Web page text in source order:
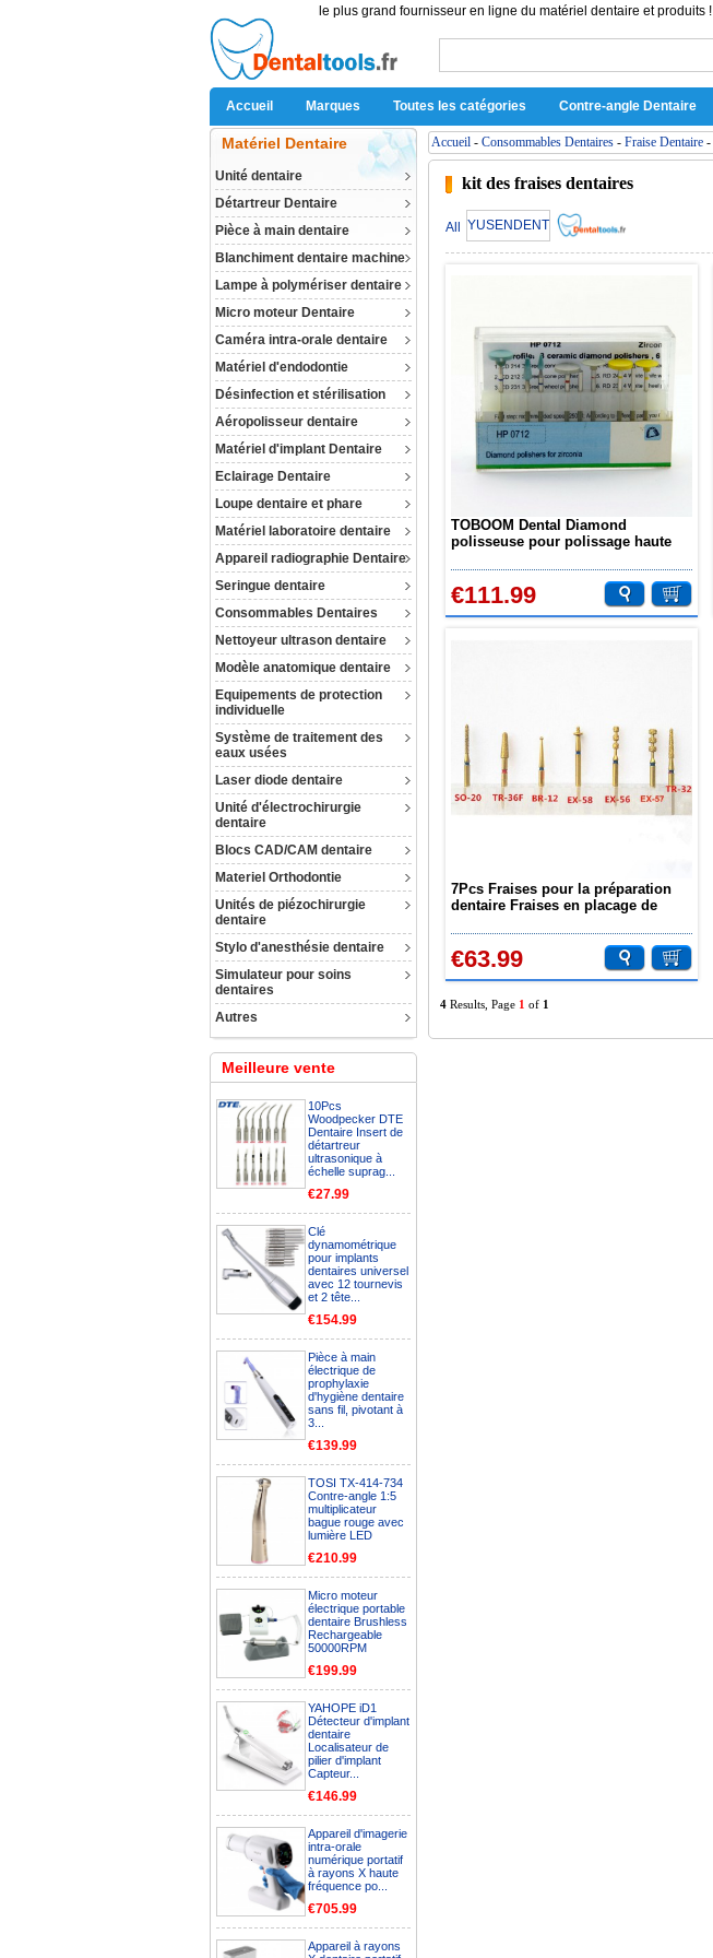
le plus grand fournisseur en ligne du matériel dentaire et produits !
Accueil Marques Toutes les catégories Contre-angle Dentaire
Matériel Dentaire
Unité dentaire
Détartreur Dentaire
Pièce à main dentaire
Blanchiment dentaire machine
Lampe à polymériser dentaire
Micro moteur Dentaire
Caméra intra-orale dentaire
Matériel d'endodontie
Désinfection et stérilisation
Aéropolisseur dentaire
Matériel d'implant Dentaire
Eclairage Dentaire
Loupe dentaire et phare
Matériel laboratoire dentaire
Appareil radiographie Dentaire
Seringue dentaire
Consommables Dentaires
Nettoyeur ultrason dentaire
Modèle anatomique dentaire
Equipements de protection
individuelle
Système de traitement des
eaux usées
Laser diode dentaire
Unité d'électrochirurgie
dentaire
Blocs CAD/CAM dentaire
Materiel Orthodontie
Unités de piézochirurgie
dentaire
Stylo d'anesthésie dentaire
Simulateur pour soins
dentaires
Autres
Meilleure vente
10Pcs
Woodpecker DTE
Dentaire Insert de
détartreur
ultrasonique à
échelle suprag...
€27.99
Clé
dynamométrique
pour implants
dentaires universel
avec 12 tournevis
et 2 tête...
€154.99
Pièce à main
électrique de
prophylaxie
d'hygiène dentaire
sans fil, pivotant à
3...
€139.99
TOSI TX-414-734
Contre-angle 1:5
multiplicateur
bague rouge avec
lumière LED
€210.99
Micro moteur
électrique portable
dentaire Brushless
Rechargeable
50000RPM
€199.99
YAHOPE iD1
Détecteur d'implant
dentaire
Localisateur de
pilier d'implant
Capteur...
€146.99
Appareil d'imagerie
intra-orale
numérique portatif
à rayons X haute
fréquence po...
€705.99
Appareil à rayons
Accueil - Consommables Dentaires - Fraise Dentaire -
kit des fraises dentaires
All YUSENDENT
TOBOOM Dental Diamond
polisseuse pour polissage haute
€111.99
7Pcs Fraises pour la préparation
dentaire Fraises en placage de
€63.99
4 Results, Page 1 of 1